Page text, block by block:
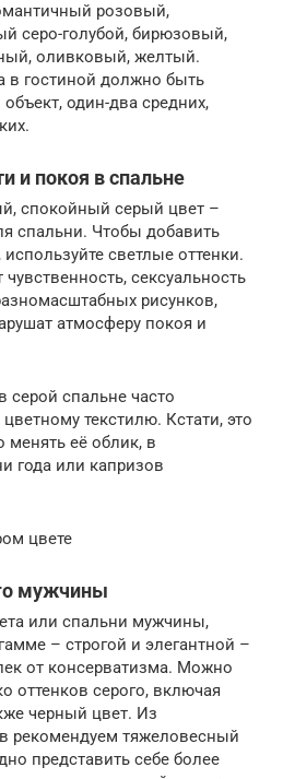
розовый,
серо-голубой, бирюзовый,
оливковый, желтый.
в гостиной должно быть
один-два средних,
и покоя в спальне
спокойный серый цвет –
спальни. Чтобы добавить
светлые оттенки.
сексуальность
рисунков,
атмосферу покоя и
спальне часто
цветному текстилю. Кстати, это
менять её облик, в
года или капризов
цвете
мужчины
или спальни мужчины,
– строгой и элегантной –
от консерватизма. Можно
оттенков серого, включая
черный цвет. Из
рекомендуем тяжеловесный
представить себе более